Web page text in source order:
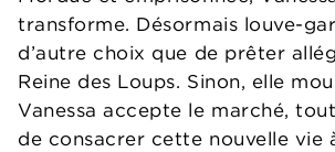
transforme. Désormais louve-
d’autre choix que de prêter
Reine des Loups. Sinon, elle
Vanessa accepte le marché,
de consacrer cette nouvelle vie